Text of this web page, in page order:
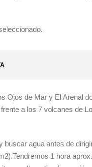
Ojos de Mar y El Arenal
a los 7 volcanes de
agua antes de
1 hora